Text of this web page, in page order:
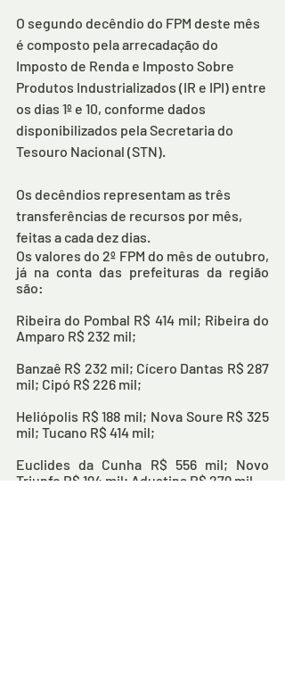
O segundo decêndio do FPM deste mês
é composto pela arrecadação do
Imposto de Renda e Imposto Sobre
Produtos Industrializados (IR e IPI) entre
os dias 1º e 10, conforme dados
disponibilizados pela Secretaria do
Tesouro Nacional (STN).
Os decêndios representam as três
transferências de recursos por mês,
feitas a cada dez dias.
Os valores do 2º FPM do mês de outubro,
já na conta das prefeituras da região
são:
Ribeira do Pombal R$ 414 mil; Ribeira do
Amparo R$ 232 mil;
Banzaê R$ 232 mil; Cícero Dantas R$ 287
mil; Cipó R$ 226 mil;
Heliópolis R$ 188 mil; Nova Soure R$ 325
mil; Tucano R$ 414 mil;
Euclides da Cunha R$ 556 mil; Novo
Triunfo R$ 194 mil; Adustina R$ 279 mil.